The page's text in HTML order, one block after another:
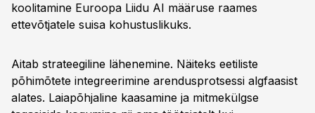
koolitamine Euroopa Liidu AI määruse raames
ettevõtjatele suisa kohustuslikuks.
Aitab strateegiline lähenemine. Näiteks eetiliste
põhimõtete integreerimine arendusprotsessi algfaasist
alates. Laiapõhjaline kaasamine ja mitmekülgse